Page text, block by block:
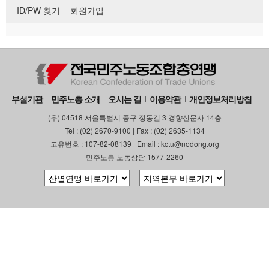
ID/PW 찾기 회원가입
부설기관 민주노총 소개 오시는 길 이용약관 개인정보처리방침
(우) 04518 서울특별시 중구 정동길 3 경향신문사 14층
Tel : (02) 2670-9100 | Fax : (02) 2635-1134
고유번호 : 107-82-08139 | Email : kctu@nodong.org
민주노총 노동상담 1577-2260